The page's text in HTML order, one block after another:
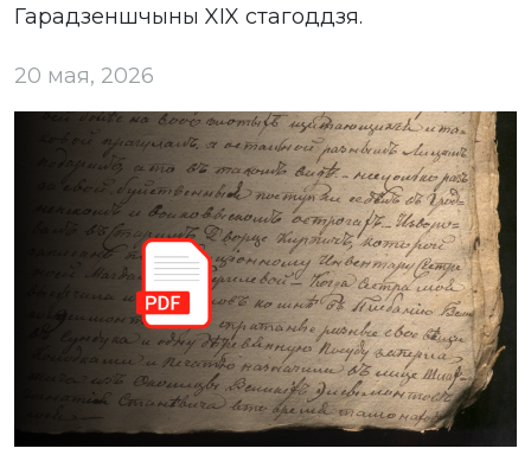
Гарадзеншчыны XIX стагоддзя.
20 мая, 2026